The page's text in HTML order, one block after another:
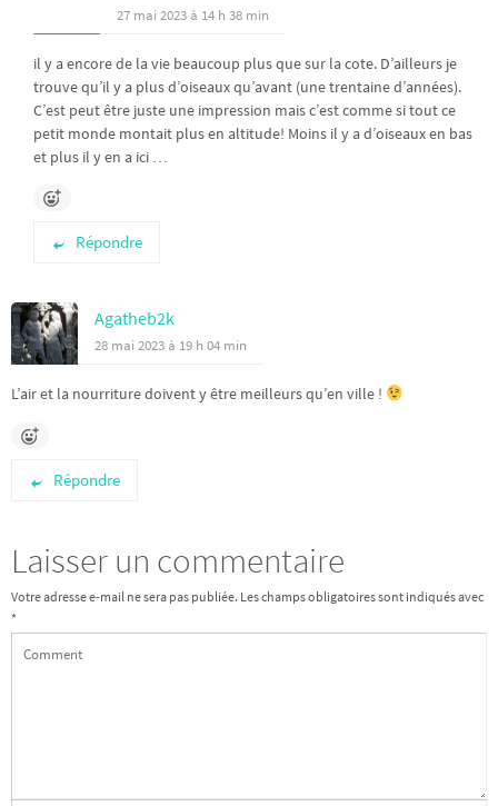
27 mai 2023 à 14 h 38 min
il y a encore de la vie beaucoup plus que sur la cote. D’ailleurs je
trouve qu’il y a plus d’oiseaux qu’avant (une trentaine d’années).
C’est peut être juste une impression mais c’est comme si tout ce
petit monde montait plus en altitude! Moins il y a d’oiseaux en bas
et plus il y en a ici …
Répondre
Agatheb2k
28 mai 2023 à 19 h 04 min
L’air et la nourriture doivent y être meilleurs qu’en ville !
Répondre
Laisser un commentaire
Votre adresse e-mail ne sera pas publiée. Les champs obligatoires sont indiqués avec
*